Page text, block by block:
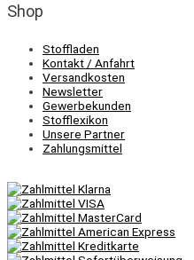
Shop
Stoffladen
Kontakt / Anfahrt
Versandkosten
Newsletter
Gewerbekunden
Stofflexikon
Unsere Partner
Zahlungsmittel